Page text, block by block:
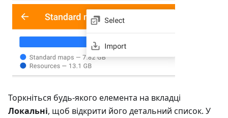
Торкніться будь-якого елемента на вкладці
Локальні, щоб відкрити його детальний список. У